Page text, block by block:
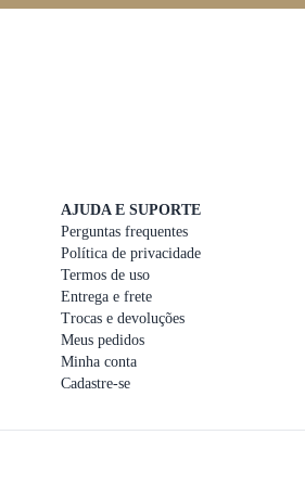
AJUDA E SUPORTE
Perguntas frequentes
Política de privacidade
Termos de uso
Entrega e frete
Trocas e devoluções
Meus pedidos
Minha conta
Cadastre-se